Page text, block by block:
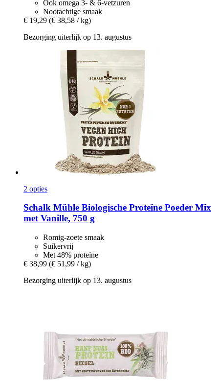
Ook omega 3- & 6-vetzuren
Nootachtige smaak
€ 19,29 (€ 38,58 / kg)
Bezorging uiterlijk op 13. augustus
2 opties
Schalk Mühle Biologische Proteïne Poeder Mix
met Vanille, 750 g
Romig-zoete smaak
Suikervrij
Met 48% proteïne
€ 38,99 (€ 51,99 / kg)
Bezorging uiterlijk op 13. augustus